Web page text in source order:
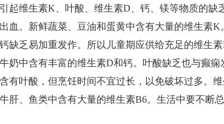
起维生素K、叶酸、维生素D、钙、镁等物质的缺
血。新鲜蔬菜、豆油和蛋黄中含有大量的维生素K
缺乏易加重发作。所以儿童期应供给充足的维生
奶中含有丰富的维生素D和钙。叶酸缺乏也与癫
有叶酸，但烹饪时间不宜过长，以免破坏过多。
肝、鱼类中含有大量的维生素B6。生活中要不断